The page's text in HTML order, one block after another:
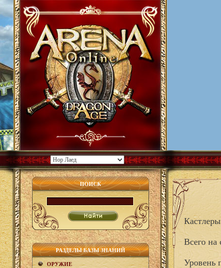
ПОИСК
РАЗДЕЛЫ БАЗЫ ЗНАНИЙ
ОРУЖИЕ
Всего на
Уровень